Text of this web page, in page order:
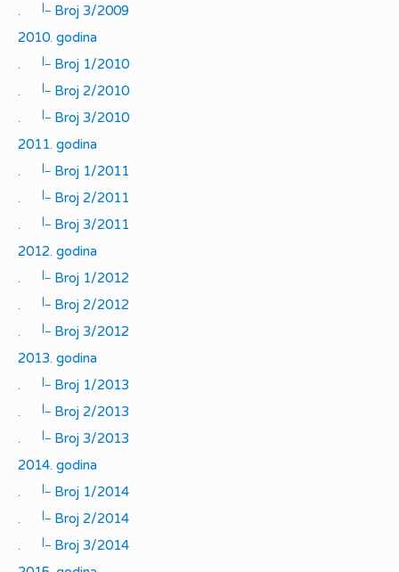
.
|_
Broj 3/2009
2010. godina
.
|_
Broj 1/2010
.
|_
Broj 2/2010
.
|_
Broj 3/2010
2011. godina
.
|_
Broj 1/2011
.
|_
Broj 2/2011
.
|_
Broj 3/2011
2012. godina
.
|_
Broj 1/2012
.
|_
Broj 2/2012
.
|_
Broj 3/2012
2013. godina
.
|_
Broj 1/2013
.
|_
Broj 2/2013
.
|_
Broj 3/2013
2014. godina
.
|_
Broj 1/2014
.
|_
Broj 2/2014
.
|_
Broj 3/2014